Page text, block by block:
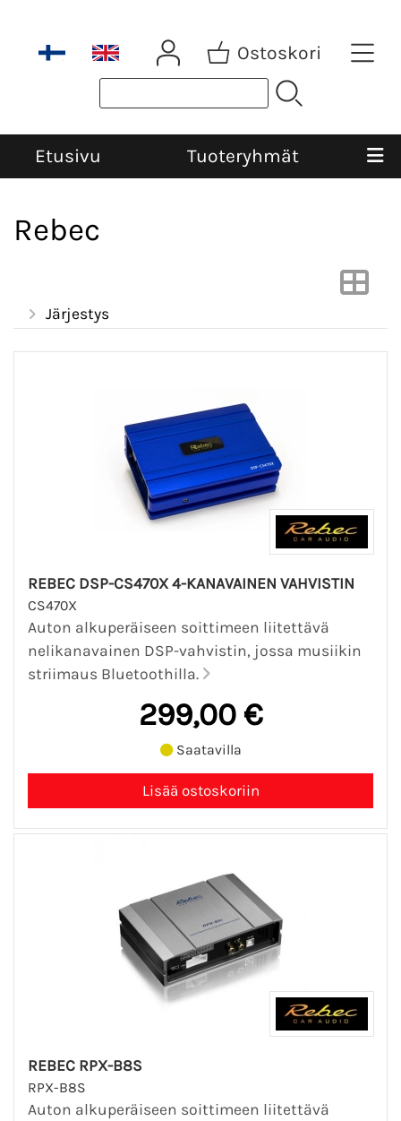
Ostoskori
Etusivu Tuoteryhmät
Rebec
Järjestys
REBEC DSP-CS470X 4-KANAVAINEN VAHVISTIN
CS470X
Auton alkuperäiseen soittimeen liitettävä
nelikanavainen DSP-vahvistin, jossa musiikin
striimaus Bluetoothilla.
299,00 €
Saatavilla
REBEC RPX-B8S
RPX-B8S
Auton alkuperäiseen soittimeen liitettävä